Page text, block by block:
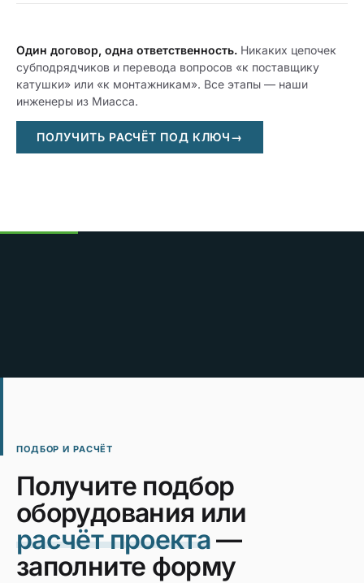
Один договор, одна ответственность. Никаких цепочек
субподрядчиков и перевода вопросов «к поставщику
катушки» или «к монтажникам». Все этапы — наши
инженеры из Миасса.
ПОЛУЧИТЬ РАСЧЁТ ПОД КЛЮЧ→
ПОДБОР И РАСЧЁТ
Получите подбор
оборудования или
расчёт проекта—
заполните форму